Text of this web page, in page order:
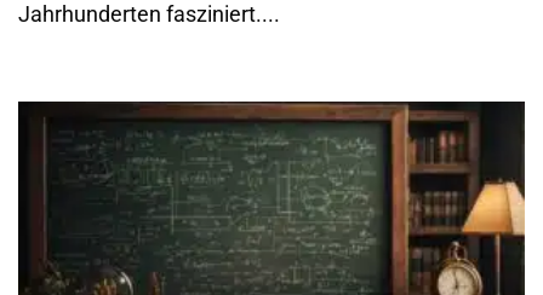
Jahrhunderten fasziniert....